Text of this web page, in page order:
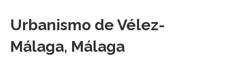
Urbanismo de Vélez-
Málaga, Málaga